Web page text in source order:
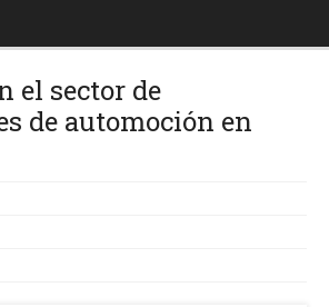
el sector de
de automoción en